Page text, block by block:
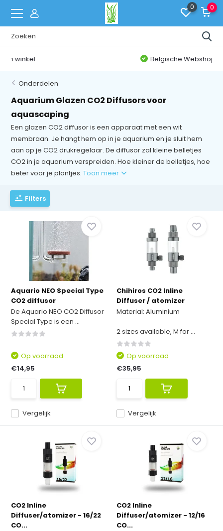
0 0
Belgische Webshop
Onderdelen
Aquarium Glazen CO2 Diffusors voor
aquascaping
Een glazen CO2 diffusor is een apparaat met een wit
membraan. Je hangt hem op in je aquarium en je sluit hem
aan op je CO2 drukregelaar. De diffusor zal kleine belletjes
CO2 in je aquarium verspreiden. Hoe kleiner de belletjes, hoe
beter voor je plantjes.Toon meer
Filters
Aquario NEO Special Type
CO2 diffusor
De Aquario NEO CO2 Diffusor
Special Type is een ...
Vergelijk
Op voorraad
€14,95
Chihiros CO2 Inline
Diffuser / atomizer
Material: Aluminium
2 sizes available, M for ...
Vergelijk
Op voorraad
€35,95
CO2 Inline
Diffuser/atomizer - 16/22
CO...
CO2 Inline
Diffuser/atomizer - 12/16
CO...